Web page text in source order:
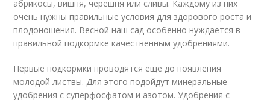
абрикосы, вишня, черешня или сливы. Каждому из них
очень нужны правильные условия для здорового роста и
плодоношения. Весной наш сад особенно нуждается в
правильной подкормке качественным удобрениями.
Первые подкормки проводятся еще до появления
молодой листвы. Для этого подойдут минеральные
удобрения с суперфосфатом и азотом. Удобрения с